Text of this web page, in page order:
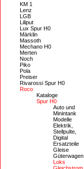
KM 1
Lenz
LGB
Liliput
Lux Spur H0
Märklin
Massoth
Mechano H0
Merten
Noch
Piko
Pola
Preiser
Rivarossi Spur H0
Roco
Kataloge
Spur H0
Auto und
Minintank
Modelle
Elektrik,
Stellpulte,
Digital
Ersatzteile
Gleise
Güterwagen
Loks